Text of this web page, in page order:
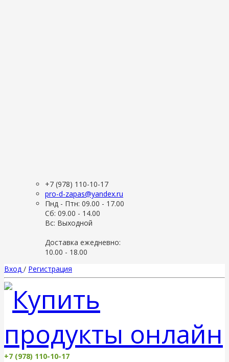
+7 (978) 110-10-17
pro-d-zapas@yandex.ru
Пнд - Птн: 09.00 - 17.00
Сб: 09.00 - 14.00
Вс: Выходной
Доставка ежедневно:
10.00 - 18.00
Вход / Регистрация
+7 (978) 110-10-17